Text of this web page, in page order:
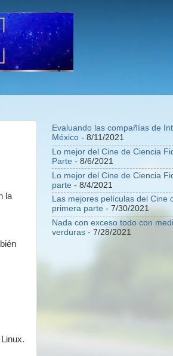
la
Evaluando las compañías de
México - 8/11/2021
Lo mejor del Cine de Ciencia
Parte - 8/6/2021
Lo mejor del Cine de Ciencia
parte - 8/4/2021
Las mejores películas del Cine
primera parte - 7/30/2021
Nada con exceso todo con
verduras - 7/28/2021